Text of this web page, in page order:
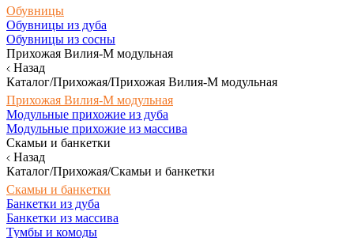
Обувницы
Обувницы из дуба
Обувницы из сосны
Прихожая Вилия-М модульная
Назад
Каталог/Прихожая/Прихожая Вилия-М модульная
Прихожая Вилия-М модульная
Модульные прихожие из дуба
Модульные прихожие из массива
Скамьи и банкетки
Назад
Каталог/Прихожая/Скамьи и банкетки
Скамьи и банкетки
Банкетки из дуба
Банкетки из массива
Тумбы и комоды